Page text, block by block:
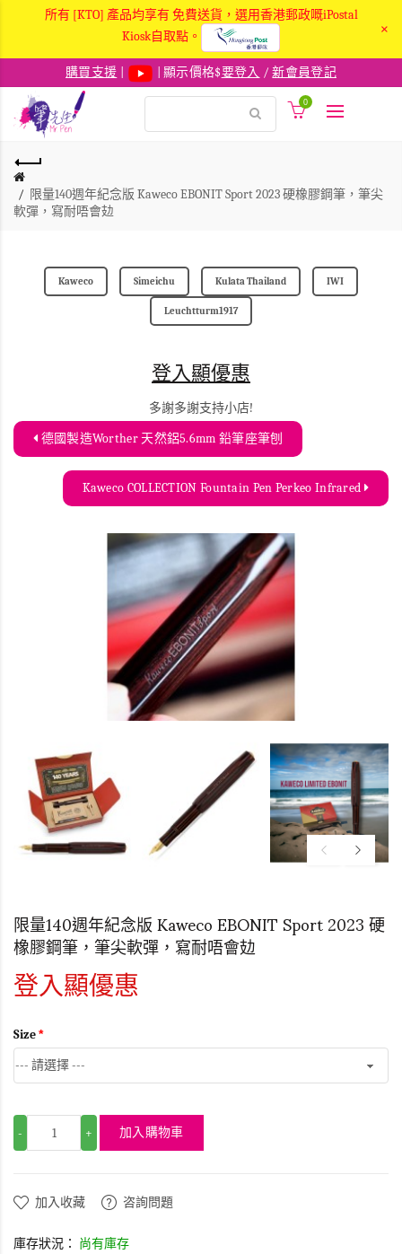
所有 [KTO] 產品均享有 免費送貨，選用香港郵政嘅iPostal
Kiosk自取點。
×
購買支援 | 顯示價格$要登入 /新會員登記
0
限量140週年紀念版 Kaweco EBONIT Sport 2023 硬橡膠鋼筆，筆尖
軟彈，寫耐唔會攰
Kaweco Simeichu Kulata Thailand IWI
Leuchtturm1917
登入顯優惠
多謝多謝支持小店!
德國製造Worther 天然鋁5.6mm 鉛筆座筆刨
Kaweco COLLECTION Fountain Pen Perkeo Infrared
限量140週年紀念版 Kaweco EBONIT Sport 2023 硬
橡膠鋼筆，筆尖軟彈，寫耐唔會攰
登入顯優惠
Size
- + 加入購物車
加入收藏 咨詢問題
庫存狀況： 尚有庫存